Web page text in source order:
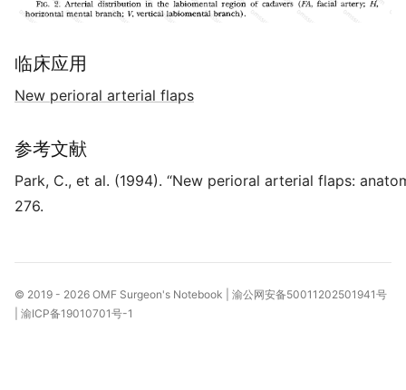
临床应用
New perioral arterial flaps
参考文献
Park, C., et al. (1994). “New perioral arterial flaps:
276.
© 2019 - 2026 OMF Surgeon's Notebook
渝公网安备50011202501941号
渝ICP备19010701号-1